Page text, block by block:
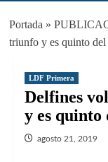
Portada »
triunfo y es quinto del
LDF Primera
Delfines
y es quinto
agosto 21, 2019